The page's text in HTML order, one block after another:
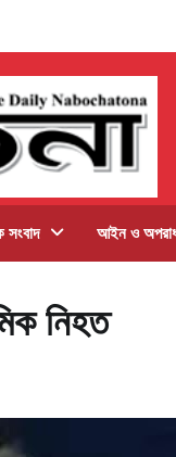
সংবাদ আইন ও
নিহত